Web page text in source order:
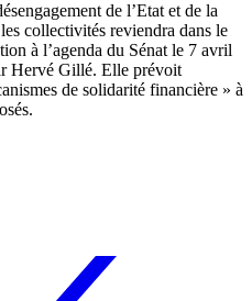
de l’Etat et de la
collectivités reviendra dans le
à l’agenda du Sénat le 7 avril
Hervé Gillé. Elle prévoit
de solidarité financière » à